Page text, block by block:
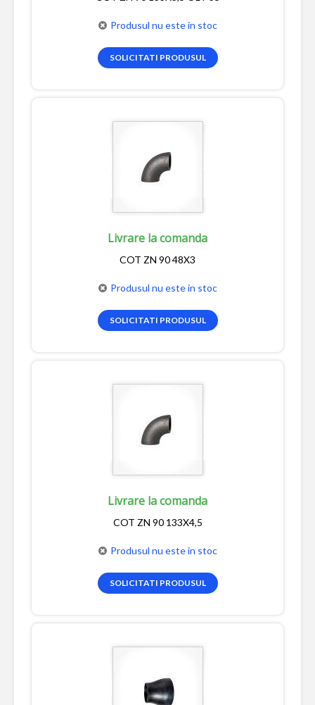
Produsul nu este in stoc
SOLICITATI PRODUSUL
Livrare la comanda
COT ZN 90 48X3
Produsul nu este in stoc
SOLICITATI PRODUSUL
Livrare la comanda
COT ZN 90 133X4,5
Produsul nu este in stoc
SOLICITATI PRODUSUL